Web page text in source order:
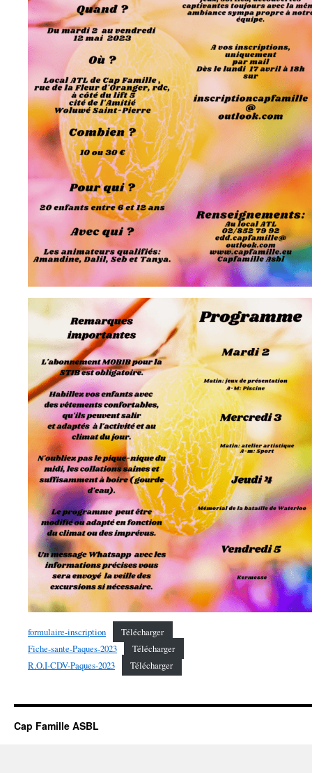
formulaire-inscription
Télécharger
Fiche-sante-Paques-2023
Télécharger
R.O.I-CDV-Paques-2023
Télécharger
Cap Famille ASBL